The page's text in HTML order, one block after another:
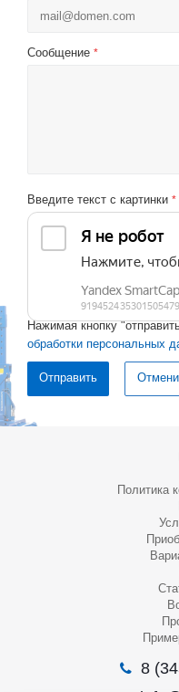
Сообщение *
Введите текст с картинки *
Нажимая кнопку
обработки персональных
Политика
8